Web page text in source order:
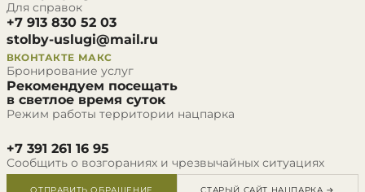
Для справок
+7 913 830 52 03
stolby-uslugi@mail.ru
ВКОНТАКТЕ МАКС
Бронирование услуг
Рекомендуем посещать
в светлое время суток
Режим работы территории нацпарка
+7 391 261 16 95
Сообщить о возгораниях и чрезвычайных ситуациях